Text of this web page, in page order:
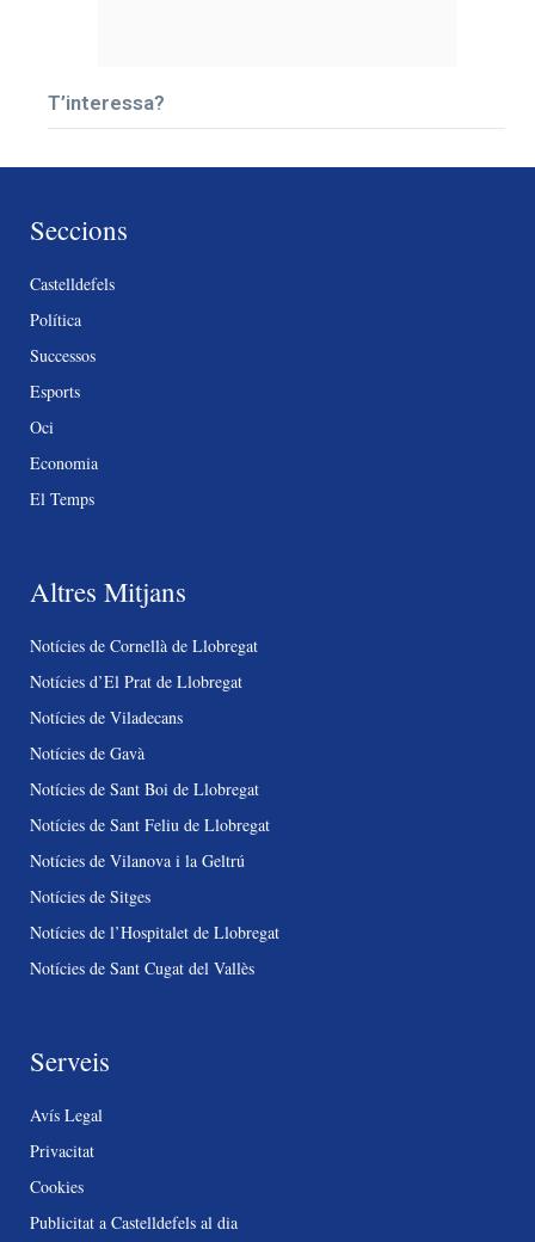
T’interessa?
Seccions
Castelldefels
Política
Successos
Esports
Oci
Economia
El Temps
Altres Mitjans
Notícies de Cornellà de Llobregat
Notícies d’El Prat de Llobregat
Notícies de Viladecans
Notícies de Gavà
Notícies de Sant Boi de Llobregat
Notícies de Sant Feliu de Llobregat
Notícies de Vilanova i la Geltrú
Notícies de Sitges
Notícies de l’Hospitalet de Llobregat
Notícies de Sant Cugat del Vallès
Serveis
Avís Legal
Privacitat
Cookies
Publicitat a Castelldefels al dia